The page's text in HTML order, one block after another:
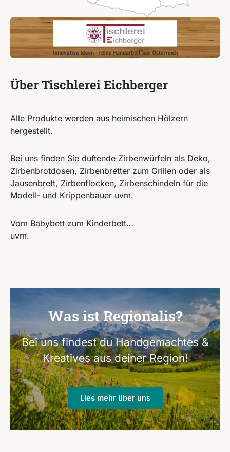
Über Tischlerei Eichberger
Alle Produkte werden aus heimischen Hölzern
hergestellt.
Bei uns finden Sie duftende Zirbenwürfeln als Deko,
Zirbenbrotdosen, Zirbenbretter zum Grillen oder als
Jausenbrett, Zirbenflocken, Zirbenschindeln für die
Modell- und Krippenbauer uvm.
Vom Babybett zum Kinderbett…
uvm.
Was ist Regionalis?
Bei uns findest du Handgemachtes &
Kreatives aus deiner Region!
Lies mehr über uns